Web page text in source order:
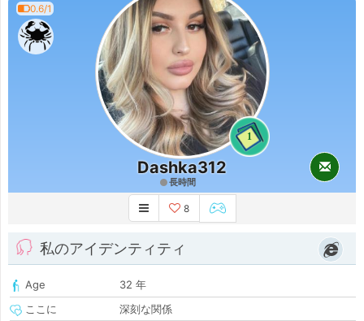
0.6/1
1
Dashka312
長時間
8
私のアイデンティティ
Age
32 年
ここに
深刻な関係